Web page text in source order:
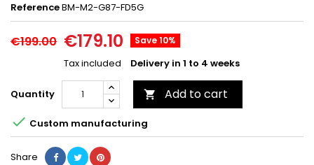
ReferenceBM-M2-G87-FD5G
€199.00 €179.10 Save 10%
Tax included Delivery in 1 to 4 weeks
Quantity  Add to cart
 Custom manufacturing
Share